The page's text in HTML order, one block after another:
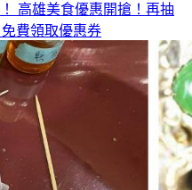
高雄美食優惠開搶！再抽
費領取優惠券